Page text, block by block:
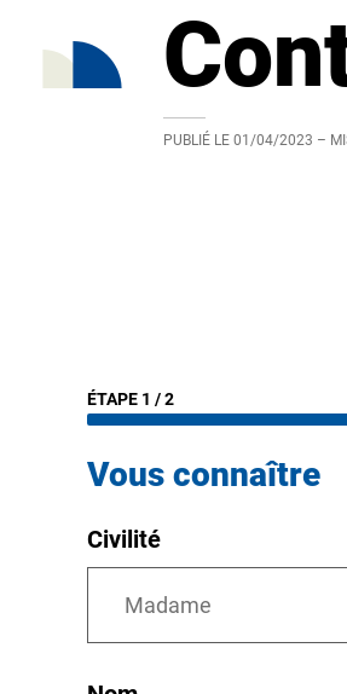
PUBLIÉ LE 01/04/2023 –
ÉTAPE 1 /2
Vous connaître
Civilité